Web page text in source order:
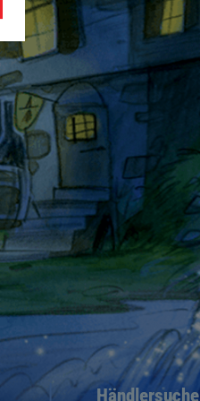
Händlersuche